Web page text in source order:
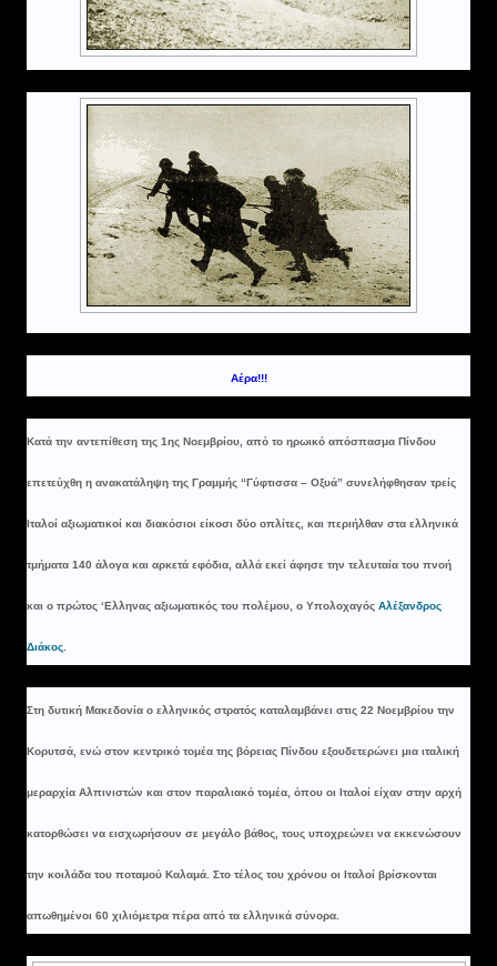
Αέρα!!!
Κατά την αντεπίθεση της 1ης Νοεμβρίου, από το ηρωικό απόσπασμα Πίνδου
επετεύχθη η ανακατάληψη της Γραμμής “Γύφτισσα – Οξυά” συνελήφθησαν τρείς
Ιταλοί αξιωματικοί και διακόσιοι είκοσι δύο οπλίτες, και περιήλθαν στα ελληνικά
τμήματα 140 άλογα και αρκετά εφόδια, αλλά εκεί άφησε την τελευταία του πνοή
και ο πρώτος ‘Ελληνας αξιωματικός του πολέμου, ο Υπολοχαγός Αλέξανδρος
Διάκος
Στη δυτική Μακεδονία ο ελληνικός στρατός καταλαμβάνει στις 22 Νοεμβρίου την
Κορυτσά, ενώ στον κεντρικό τομέα της βόρειας Πίνδου εξουδετερώνει μια ιταλική
μεραρχία Αλπινιστών και στον παραλιακό τομέα, όπου οι Ιταλοί είχαν στην αρχή
κατορθώσει να εισχωρήσουν σε μεγάλο βάθος, τους υποχρεώνει να εκκενώσουν
την κοιλάδα του ποταμού Καλαμά. Στο τέλος του χρόνου οι Ιταλοί βρίσκονται
απωθημένοι 60 χιλιόμετρα πέρα από τα ελληνικά σύνορα.